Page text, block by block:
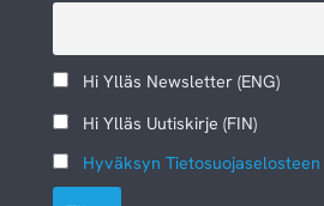
Hi Ylläs Newsletter (ENG)
Hi Ylläs Uutiskirje (FIN)
Hyväksyn Tietosuojaselosteen